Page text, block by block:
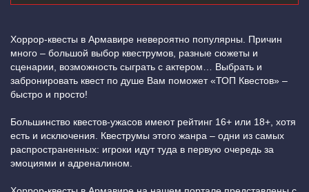
Хоррор-квесты в Армавире невероятно популярны. Причин
много – большой выбор квеструмов, разные сюжеты и
сценарии, возможность сыграть с актером… Выбрать и
забронировать квест по душе Вам поможет «ТОП Квестов» –
быстро и просто!
Большинство квестов-ужасов имеют рейтинг 16+ или 18+, хотя
есть и исключения. Квеструмы этого жанра – одни из самых
распространенных: игроки идут туда в первую очередь за
эмоциями и адреналином.